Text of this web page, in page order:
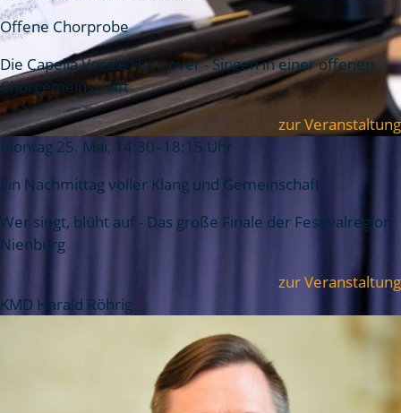
Offene Chorprobe
Die Capella Vocale Hannover - Singen in einer offenen
Chorgemeinschaft
zur Veranstaltung
Montag 25. Mai, 14:30–18:15 Uhr
Ein Nachmittag voller Klang und Gemeinschaft
Wer singt, blüht auf - Das große Finale der Festivalregion
Nienburg
zur Veranstaltung
KMD Harald Röhrig